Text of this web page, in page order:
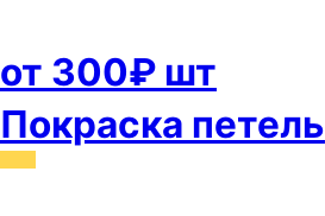
от 300₽ шт
Покраска петель